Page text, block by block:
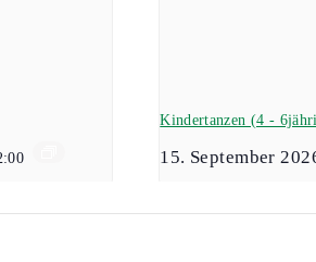
Kindertanzen (4 -
15. September